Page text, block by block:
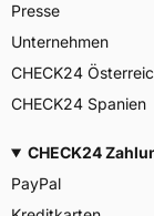
Presse
Unternehmen
CHECK24
CHECK24 Spanien
CHECK24
PayPal